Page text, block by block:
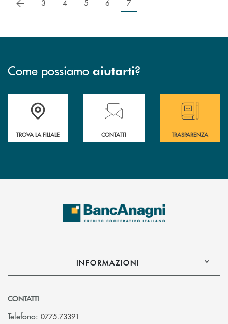
3 4 5 6 7
Come possiamo aiutarti?
Accedi all' elenco completo delle filiali
TROVA LA FILIALE
Hai bisogno di assistenza immediata ?
CONTATTI
Hai bisogno di
TRASPARENZA
INFORMAZIONI
CONTATTI
Telefono: 0775.73391